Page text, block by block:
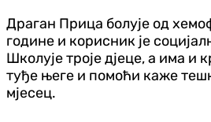
Драган Прица болује од
године и корисник је
Школује троје дјеце, а има и
туђе његе и помоћи каже
мјесец.